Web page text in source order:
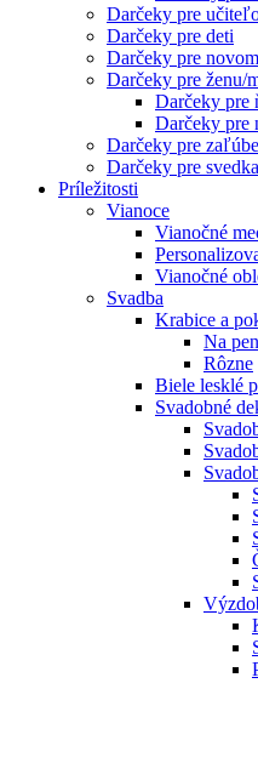
Darčeky pre
Darčeky pre deti
Darčeky pre
Darčeky pre ženu/
Darčeky pre
Darčeky pre
Darčeky pre
Darčeky pre
Príležitosti
Vianoce
Vianočné
Vianočné
Svadba
Krabice a
Na
Rôzne
Biele lesklé
Svadobné